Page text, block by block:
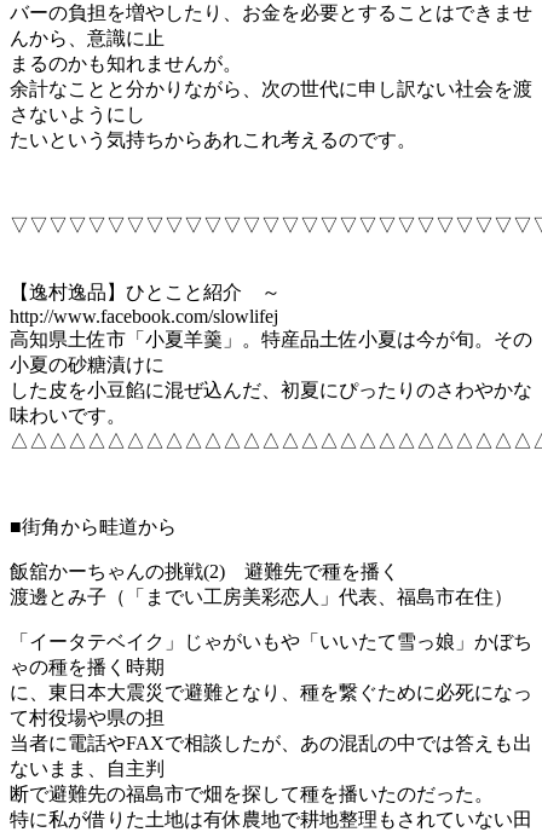
バーの負担を増やしたり、お金を必要とすることはできませ
んから、意識に止
まるのかも知れませんが。
余計なことと分かりながら、次の世代に申し訳ない社会を渡
さないようにし
たいという気持ちからあれこれ考えるのです。
【逸村逸品】ひとこと紹介 ～
http://www.facebook.com/slowlifej
高知県土佐市「小夏羊羹」。特産品土佐小夏は今が旬。その
小夏の砂糖漬けに
した皮を小豆餡に混ぜ込んだ、初夏にぴったりのさわやかな
味わいです。
■街角から畦道から
飯舘かーちゃんの挑戦(2) 避難先で種を播く
渡邊とみ子（「までい工房美彩恋人」代表、福島市在住）
「イータテベイク」じゃがいもや「いいたて雪っ娘」かぼち
ゃの種を播く時期
に、東日本大震災で避難となり、種を繋ぐために必死になっ
て村役場や県の担
当者に電話やFAXで相談したが、あの混乱の中では答えも出
ないまま、自主判
断で避難先の福島市で畑を探して種を播いたのだった。
特に私が借りた土地は有休農地で耕地整理もされていない田